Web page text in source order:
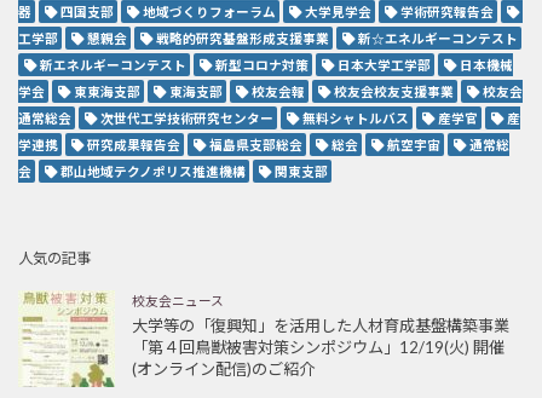
器
四国支部 地域づくりフォーラム 大学見学会
学術研究報告会
工学部
懇親会 戦略的研究基盤形成支援事業
新☆エネルギーコンテスト
新エネルギーコンテスト
新型コロナ対策 日本大学工学部
日本機械
学会
東東海支部 東海支部 校友会報 校友会校友支援事業
校友会
通常総会
次世代工学技術研究センター 無料シャトルバス 産学官
産
学連携
研究成果報告会 福島県支部総会 総会 航空宇宙
通常総
会
郡山地域テクノポリス推進機構 関東支部
人気の記事
校友会ニュース
大学等の「復興知」を活用した人材育成基盤構築事業
「第４回鳥獣被害対策シンポジウム」12/19(火) 開催
(オンライン配信)のご紹介